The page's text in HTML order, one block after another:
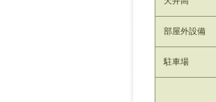
部屋外設備
駐車場